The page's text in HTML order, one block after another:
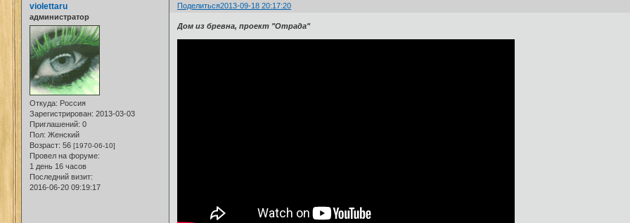
Поделиться2013-09-18 20:17:20
violettaru
администратор
Откуда: Россия
Зарегистрирован: 2013-03-03
Приглашений: 0
Пол: Женский
Возраст: 56 [1970-06-10]
Провел на форуме:
1 день 16 часов
Последний визит:
2016-06-20 09:19:17
Дом из бревна, проект "Отрада"